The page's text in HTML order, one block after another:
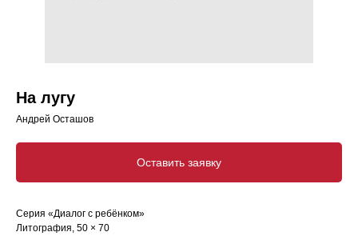
На лугу
Андрей Осташов
Оставить заявку
Серия «Диалог с ребёнком»
Литография, 50 × 70